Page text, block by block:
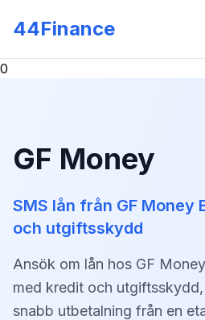
44Finance
0
GF Money
SMS lån från GF Money
och utgiftsskydd
Ansök om lån hos GF
med kredit och
snabb utbetalning från en